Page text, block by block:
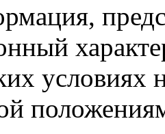
условиях